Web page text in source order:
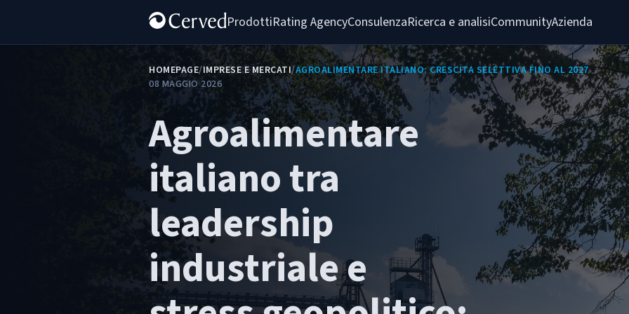
ProdottiRating AgencyConsulenzaRicerca e analisiCommunityAzienda
HOMEPAGE/IMPRESE E MERCATI/AGROALIMENTARE ITALIANO: CRESCITA SELETTIVA FINO AL 2027
08 MAGGIO 2026
Agroalimentare
italiano tra
leadership
industriale e